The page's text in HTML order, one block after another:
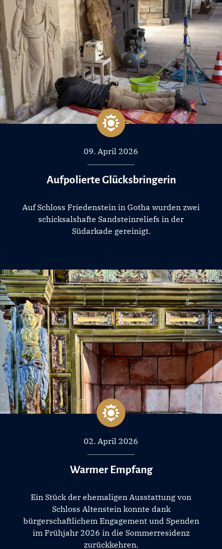
09. April 2026
Aufpolierte Glücksbringerin
Auf Schloss Friedenstein in Gotha wurden zwei
schicksalshafte Sandsteinreliefs in der
Südarkade gereinigt.
02. April 2026
Warmer Empfang
Ein Stück der ehemaligen Ausstattung von
Schloss Altenstein konnte dank
bürgerschaftlichem Engagement und Spenden
im Frühjahr 2026 in die Sommerresidenz
zurückkehren.